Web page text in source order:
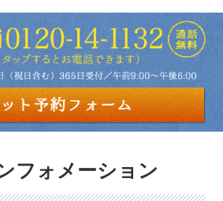
フォメーション